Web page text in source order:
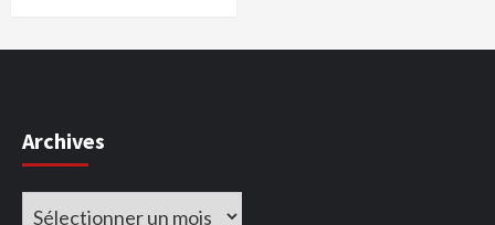
Archives
Archives